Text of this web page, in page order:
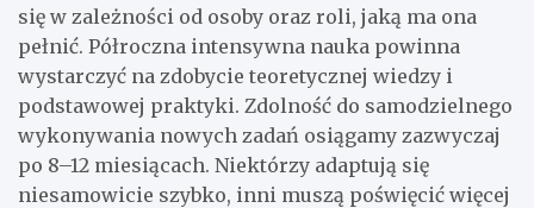
się w zależności od osoby oraz roli, jaką ma ona
pełnić. Półroczna intensywna nauka powinna
wystarczyć na zdobycie teoretycznej wiedzy i
podstawowej praktyki. Zdolność do samodzielnego
wykonywania nowych zadań osiągamy zazwyczaj
po 8–12 miesiącach. Niektórzy adaptują się
niesamowicie szybko, inni muszą poświęcić więcej